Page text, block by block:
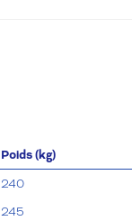
Poids (kg)
240
245